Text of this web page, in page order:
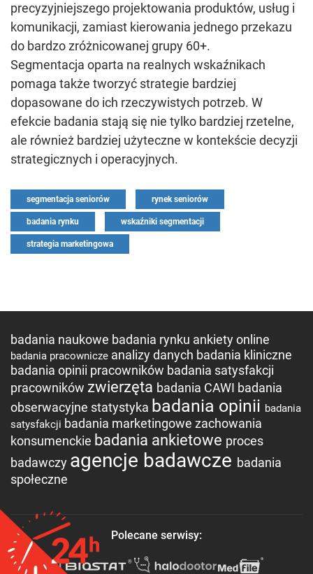
precyzyjniejszego projektowania produktów, usług i
komunikacji, zamiast kierowania jednego przekazu
do bardzo zróżnicowanej grupy 60+.
Segmentacja oparta na realnych wskaźnikach
pomaga także tworzyć strategie bardziej
dopasowane do ich rzeczywistych potrzeb. W
efekcie badania stają się nie tylko bardziej rzetelne,
ale również bardziej użyteczne w kontekście decyzji
strategicznych i operacyjnych.
segmentacja seniorów rynek seniorów
badania rynku wskaźniki segmentacji
strategia marketingowa
badania naukowe badania rynku ankiety online
badania pracownicze analizy danych badania kliniczne
badania opinii pracowników badania satysfakcji
pracowników zwierzęta badania CAWI badania
obserwacyjne statystyka badania opinii badania
satysfakcji badania marketingowe zachowania
konsumenckie badania ankietowe proces
badawczy agencje badawcze badania
społeczne
Polecane serwisy: